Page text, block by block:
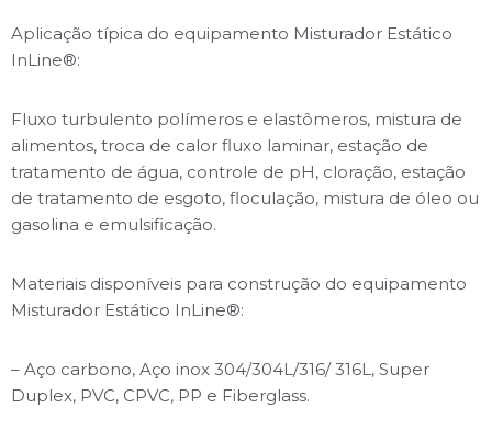
Aplicação típica do equipamento Misturador Estático
InLine®:
Fluxo turbulento polímeros e elastômeros, mistura de
alimentos, troca de calor fluxo laminar, estação de
tratamento de água, controle de pH, cloração, estação
de tratamento de esgoto, floculação, mistura de óleo ou
gasolina e emulsificação.
Materiais disponíveis para construção do equipamento
Misturador Estático InLine®:
– Aço carbono, Aço inox 304/304L/316/ 316L, Super
Duplex, PVC, CPVC, PP e Fiberglass.